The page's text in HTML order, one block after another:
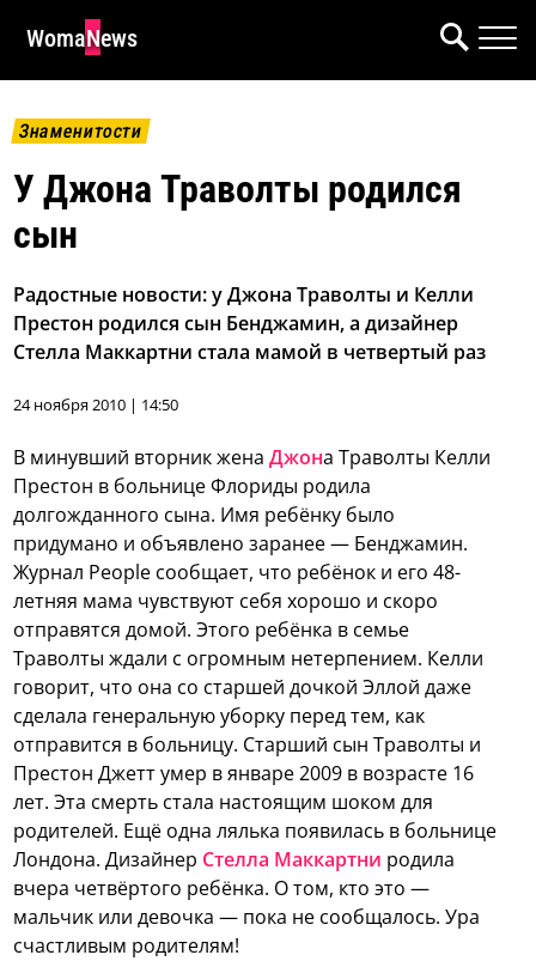
WomaNews
Знаменитости
У Джона Траволты родился
сын
Радостные новости: у Джона Траволты и Келли
Престон родился сын Бенджамин, а дизайнер
Стелла Маккартни стала мамой в четвертый раз
24 ноября 2010 | 14:50
В минувший вторник женаДжона Траволты Келли
Престон в больнице Флориды родила
долгожданного сына. Имя ребёнку было
придумано и объявлено заранее — Бенджамин.
Журнал People сообщает, что ребёнок и его 48-
летняя мама чувствуют себя хорошо и скоро
отправятся домой. Этого ребёнка в семье
Траволты ждали с огромным нетерпением. Келли
говорит, что она со старшей дочкой Эллой даже
сделала генеральную уборку перед тем, как
отправится в больницу. Старший сын Траволты и
Престон Джетт умер в январе 2009 в возрасте 16
лет. Эта смерть стала настоящим шоком для
родителей. Ещё одна лялька появилась в больнице
Лондона. Дизайнер Стелла Маккартни родила
вчера четвёртого ребёнка. О том, кто это —
мальчик или девочка — пока не сообщалось. Ура
счастливым родителям!